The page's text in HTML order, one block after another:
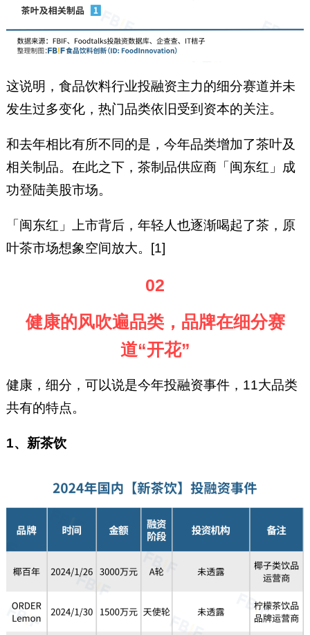
这说明，食品饮料行业投融资主力的细分赛道并未
发生过多变化，热门品类依旧受到资本的关注。
和去年相比有所不同的是，今年品类增加了茶叶及
相关制品。在此之下，茶制品供应商「闽东红」成
功登陆美股市场。
「闽东红」上市背后，年轻人也逐渐喝起了茶，原
叶茶市场想象空间放大。[1]
02
健康的风吹遍品类，品牌在细分赛
道“开花”
健康，细分，可以说是今年投融资事件，11大品类
共有的特点。
1、新茶饮